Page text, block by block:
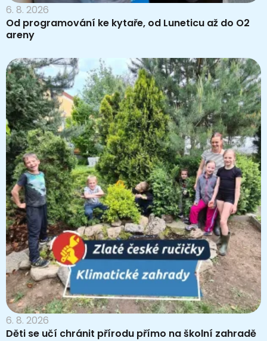
6. 8. 2026
Od programování ke kytaře, od Luneticu až do O2
areny
6. 8. 2026
Děti se učí chránit přírodu přímo na školní zahradě